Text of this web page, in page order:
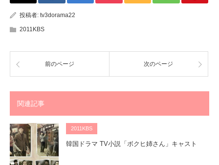
投稿者: tv3dorama22
2011KBS
前のページ 次のページ
関連記事
2011KBS
韓国ドラマ TV小説「ボクヒ姉さん」キャスト